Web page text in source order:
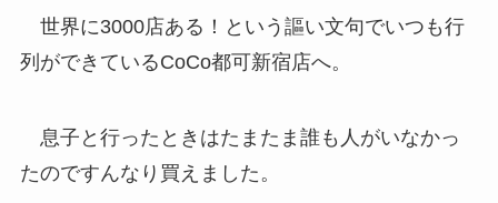
世界に3000店ある！という謳い文句でいつも行
列ができているCoCo都可新宿店へ。
息子と行ったときはたまたま誰も人がいなかっ
たのですんなり買えました。